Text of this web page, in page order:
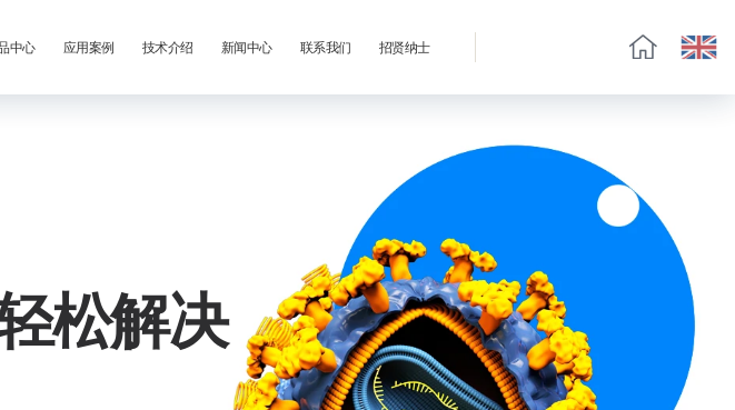
中心 应用案例 技术介绍 新闻中心 联系我们 招贤纳士
松解决